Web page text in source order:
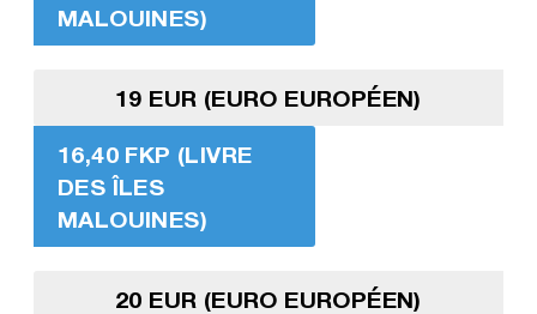
MALOUINES)
19 EUR (EURO EUROPÉEN)
16,40 FKP (LIVRE
DES ÎLES
MALOUINES)
20 EUR (EURO EUROPÉEN)